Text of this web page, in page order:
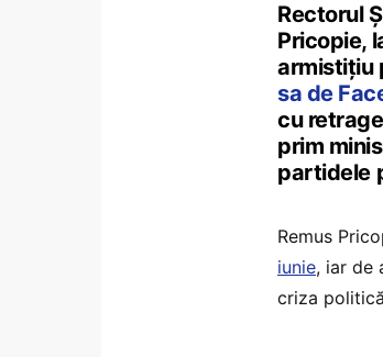
Rectorul
Pricopie,
armistițiu
sa de
cu
prim
partidele
Remus
iunie, iar de
criza